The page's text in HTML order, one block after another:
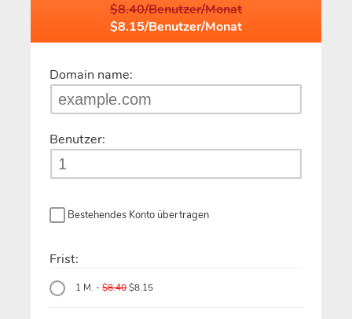
$8.40/Benutzer/Monat
$8.15/Benutzer/Monat
Domain name:
Benutzer:
Bestehendes Konto übertragen
Frist:
1 M. -$8.40$8.15